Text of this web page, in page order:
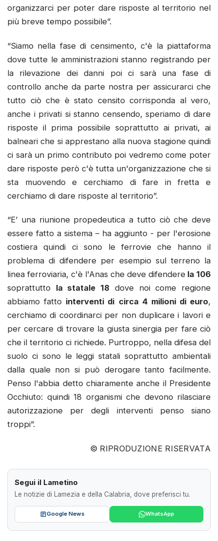
organizzarci per poter dare risposte al territorio nel
più breve tempo possibile”.
“Siamo nella fase di censimento, c'è la piattaforma
dove tutte le amministrazioni stanno registrando per
la rilevazione dei danni poi ci sarà una fase di
controllo anche da parte nostra per assicurarci che
tutto ciò che è stato censito corrisponda al vero,
anche i privati si stanno censendo, speriamo di dare
risposte il prima possibile soprattutto ai privati, ai
balneari che si apprestano alla nuova stagione quindi
ci sarà un primo contributo poi vedremo come poter
dare risposte però c'è tutta un'organizzazione che si
sta muovendo e cerchiamo di fare in fretta e
cerchiamo di dare risposte al territorio”.
“E’ una riunione propedeutica a tutto ciò che deve
essere fatto a sistema – ha aggiunto - per l'erosione
costiera quindi ci sono le ferrovie che hanno il
problema di difendere per esempio sul terreno la
linea ferroviaria, c'è l'Anas che deve difendere la 106
soprattutto la statale 18 dove noi come regione
abbiamo fatto interventi di circa 4 milioni di euro,
cerchiamo di coordinarci per non duplicare i lavori e
per cercare di trovare la giusta sinergia per fare ciò
che il territorio ci richiede. Purtroppo, nella difesa del
suolo ci sono le leggi statali soprattutto ambientali
dalla quale non si può derogare tanto facilmente.
Penso l'abbia detto chiaramente anche il Presidente
Occhiuto: quindi 18 organismi che devono rilasciare
autorizzazione per degli interventi penso siano
troppi”.
© RIPRODUZIONE RISERVATA
Segui il Lametino
Le notizie di Lamezia e della Calabria, dove preferisci tu.
Google News WhatsApp